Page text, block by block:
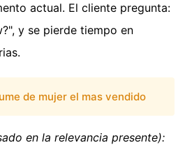
actual. El cliente pregunta:
y se pierde tiempo en
de mujer el mas vendido
en la relevancia presente):